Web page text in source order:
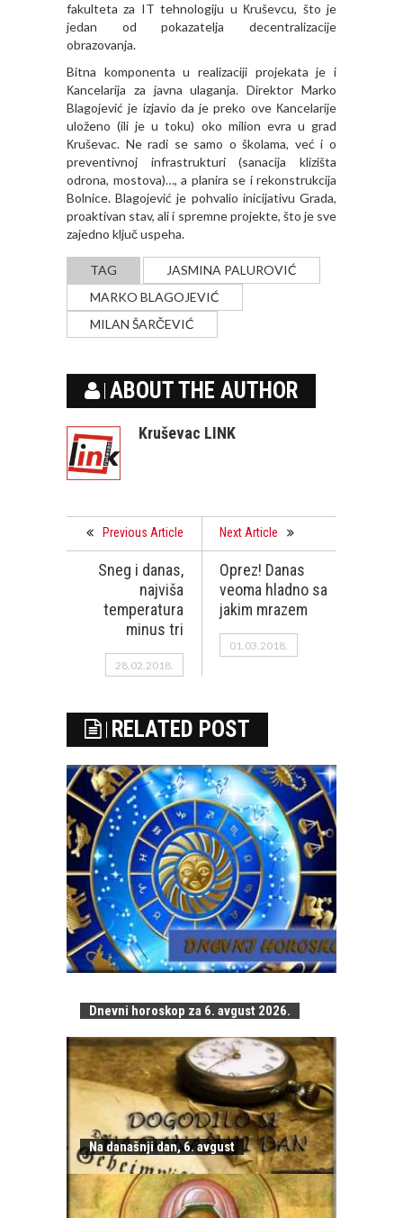
fakulteta za IT tehnologiju u Кruševcu, što je
jedan od pokazatelja decentralizacije
obrazovanja.
Bitna komponenta u realizaciji projekata je i
Кancelarija za javna ulaganja. Direktor Marko
Blagojević je izjavio da je preko ove Кancelarije
uloženo (ili je u toku) oko milion evra u grad
Кruševac. Ne radi se samo o školama, već i o
preventivnoj infrastrukturi (sanacija klizišta
odrona, mostova)…, a planira se i rekonstrukcija
Bolnice. Blagojević je pohvalio inicijativu Grada,
proaktivan stav, ali i spremne projekte, što je sve
zajedno ključ uspeha.
TAG
JASMINA PALUROVIĆ
MARKO BLAGOJEVIĆ
MILAN ŠARČEVIĆ
ABOUT THE AUTHOR
Kruševac LINK
Previous Article
Sneg i danas,
najviša
temperatura
minus tri
28.02.2018.
Next Article
Oprez! Danas
veoma hladno sa
jakim mrazem
01.03.2018.
RELATED POST
Dnevni horoskop za 6. avgust 2026.
Na današnji dan, 6. avgust